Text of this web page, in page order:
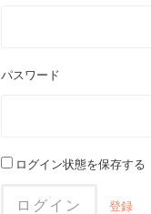
パスワード
ログイン状態を保存する
登録